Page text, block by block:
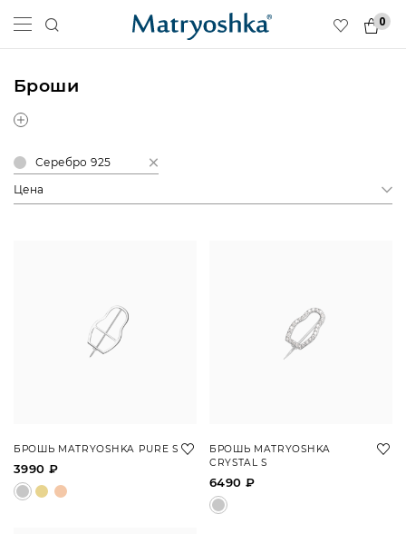
0
Броши
Серебро 925
Цена
БРОШЬ MATRYOSHKA PURE S
3990 ₽
БРОШЬ MATRYOSHKA
CRYSTAL S
6490 ₽